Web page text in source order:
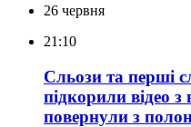
26 червня
21:10
Сльози та перші
підкорили відео
повернули з